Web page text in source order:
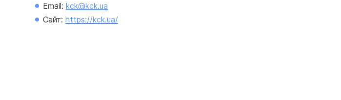
Email: kck@kck.ua
Сайт: https://kck.ua/